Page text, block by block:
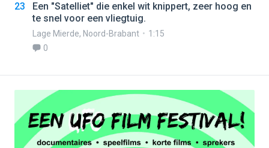
23
Een "Satelliet" die enkel wit knippert, zeer hoog en
te snel voor een vliegtuig.
Lage Mierde, Noord-Brabant
1:15
0